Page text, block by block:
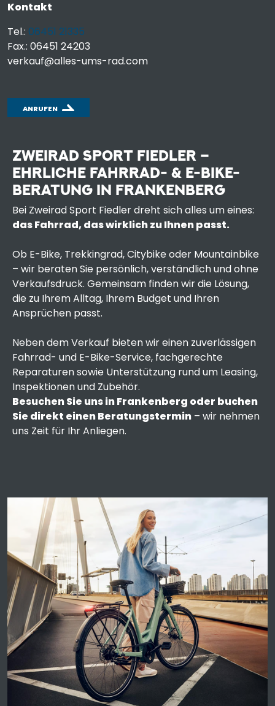
Kontakt
Tel.: 06451 21335
Fax.: 06451 24203
verkauf@alles-ums-rad.com
ANRUFEN
ZWEIRAD SPORT FIEDLER –
EHRLICHE FAHRRAD- & E-BIKE-
BERATUNG IN FRANKENBERG
Bei Zweirad Sport Fiedler dreht sich alles um eines:
das Fahrrad, das wirklich zu Ihnen passt.
Ob E-Bike, Trekkingrad, Citybike oder Mountainbike
– wir beraten Sie persönlich, verständlich und ohne
Verkaufsdruck. Gemeinsam finden wir die Lösung,
die zu Ihrem Alltag, Ihrem Budget und Ihren
Ansprüchen passt.
Neben dem Verkauf bieten wir einen zuverlässigen
Fahrrad- und E-Bike-Service, fachgerechte
Reparaturen sowie Unterstützung rund um Leasing,
Inspektionen und Zubehör.
Besuchen Sie uns in Frankenberg oder buchen
Sie direkt einen Beratungstermin – wir nehmen
uns Zeit für Ihr Anliegen.